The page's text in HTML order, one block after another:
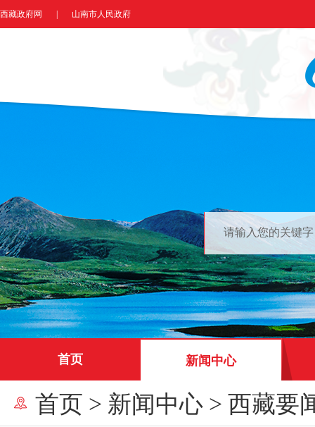
西藏政府网 山南市人民政府
首页 新闻中心
首页 > 新闻中心 > 西藏要